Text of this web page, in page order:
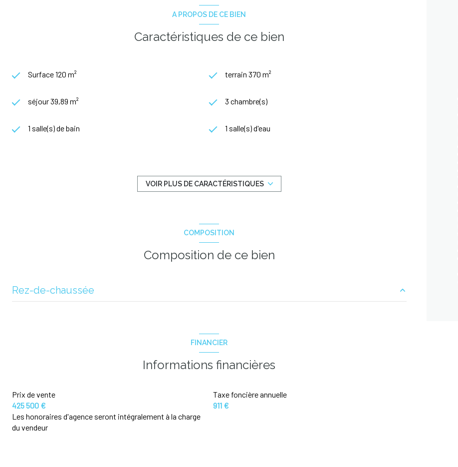
A PROPOS DE CE BIEN
Caractéristiques de ce bien
Surface 120 m² terrain 370 m²
séjour 39,89 m² 3 chambre(s)
1 salle(s) de bain 1 salle(s) d'eau
Chauffage individuel : air pulsé (pompe à chaleur) 1 garage(s)
piscinable
VOIR PLUS DE CARACTÉRISTIQUES
COMPOSITION
Composition de ce bien
Rez-de-chaussée
chambre
dressing
buanderie
FINANCIER
Informations financières
Prix de vente
425 500 €
Les honoraires d'agence seront intégralement à la charge
du vendeur
Taxe foncière annuelle
911 €